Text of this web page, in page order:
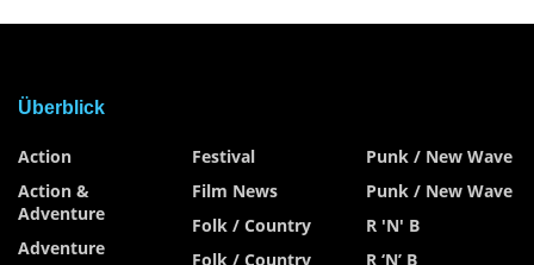
Überblick
Action
Action &
Adventure
Adventure
Festival
Film News
Folk / Country
Folk / Country
Punk / New Wave
Punk / New Wave
R 'n' B
R ‘n’ B